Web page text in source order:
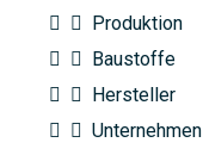
Produktion
Baustoffe
Hersteller
Unternehmen